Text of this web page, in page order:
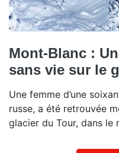
Mont-Blanc :
sans vie sur le
Une femme d’une
russe, a été retrouvée
glacier du Tour, dans le